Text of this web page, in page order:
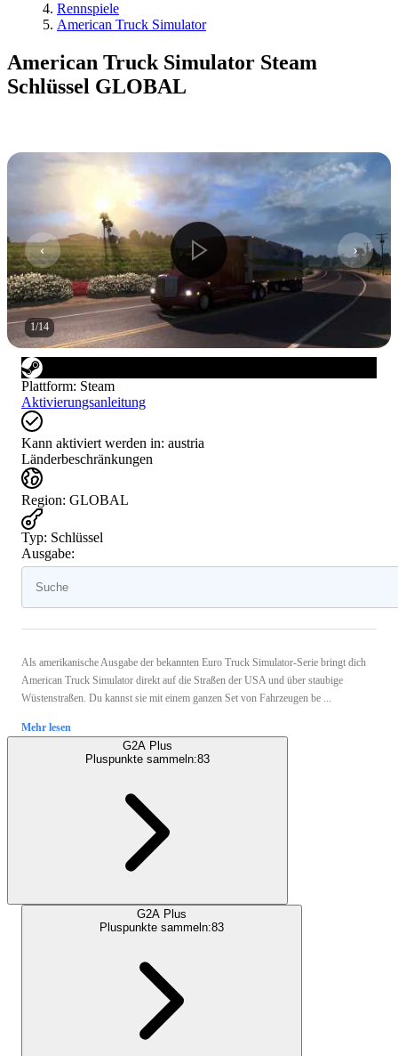
Rennspiele
American Truck Simulator
American Truck Simulator Steam
Schlüssel GLOBAL
1/14
Plattform: Steam
Aktivierungsanleitung
Kann aktiviert werden in: austria
Länderbeschränkungen
Region: GLOBAL
Typ: Schlüssel
Ausgabe:
Als amerikanische Ausgabe der bekannten Euro Truck Simulator-Serie bringt dich
American Truck Simulator direkt auf die Straßen der USA und über staubige
Wüstenstraßen. Du kannst sie mit einem ganzen Set von Fahrzeugen be ...
Mehr lesen
G2A Plus
Pluspunkte sammeln:83
G2A Plus
Pluspunkte sammeln:83